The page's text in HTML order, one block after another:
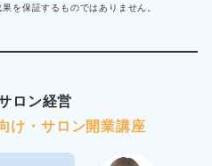
のではありません。
ロン経営
け・サロン開業講座